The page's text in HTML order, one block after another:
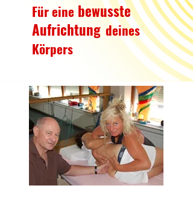
Für eine bewusste
Aufrichtung deines
Körpers